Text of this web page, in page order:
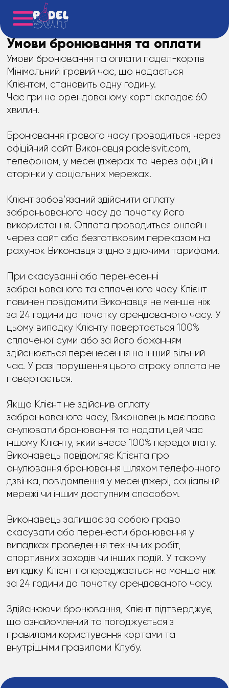
Умови бронювання та оплати
Умови бронювання та оплати падел-кортів
Мінімальний ігровий час, що надається
Клієнтам, становить одну годину.
Час гри на орендованому корті складає 60
хвилин.
Бронювання ігрового часу проводиться через
офіційний сайт Виконавця padelsvit.com,
телефоном, у месенджерах та через офіційні
сторінки у соціальних мережах.
Клієнт зобов’язаний здійснити оплату
заброньованого часу до початку його
використання. Оплата проводиться онлайн
через сайт або безготівковим переказом на
рахунок Виконавця згідно з діючими тарифами.
При скасуванні або перенесенні
заброньованого та сплаченого часу Клієнт
повинен повідомити Виконавця не менше ніж
за 24 години до початку орендованого часу. У
цьому випадку Клієнту повертається 100%
сплаченої суми або за його бажанням
здійснюється перенесення на інший вільний
час. У разі порушення цього строку оплата не
повертається.
Якщо Клієнт не здійснив оплату
заброньованого часу, Виконавець має право
анулювати бронювання та надати цей час
іншому Клієнту, який внесе 100% передоплату.
Виконавець повідомляє Клієнта про
анулювання бронювання шляхом телефонного
дзвінка, повідомлення у месенджері, соціальній
мережі чи іншим доступним способом.
Виконавець залишає за собою право
скасувати або перенести бронювання у
випадках проведення технічних робіт,
спортивних заходів чи інших подій. У такому
випадку Клієнт попереджається не менше ніж
за 24 години до початку орендованого часу.
Здійснюючи бронювання, Клієнт підтверджує,
що ознайомлений та погоджується з
правилами користування кортами та
внутрішніми правилами Клубу.